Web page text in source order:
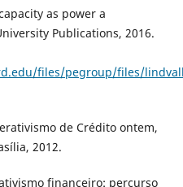
capacity as power a
Publications, 2016.
files/pegroup/files/
de Crédito ontem,
2012.
financeiro: percurso